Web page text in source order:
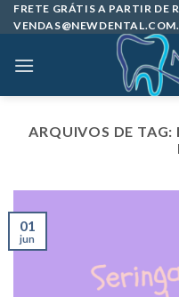
Skip
to
FRETE GRÁTIS A PARTIR DE
ARQUIVOS DE TAG:
01
jun